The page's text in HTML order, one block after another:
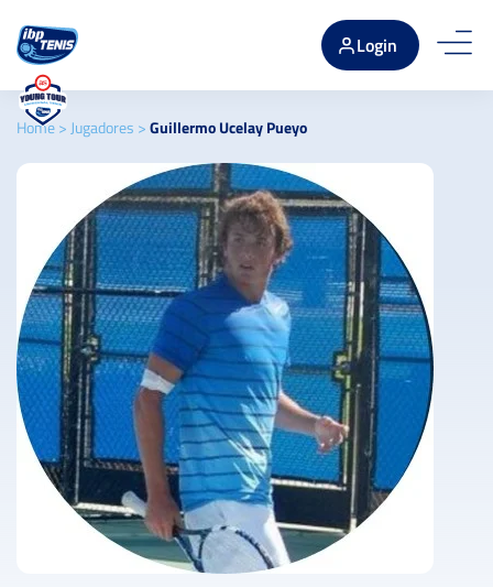
Login
Home> Jugadores >Guillermo Ucelay Pueyo